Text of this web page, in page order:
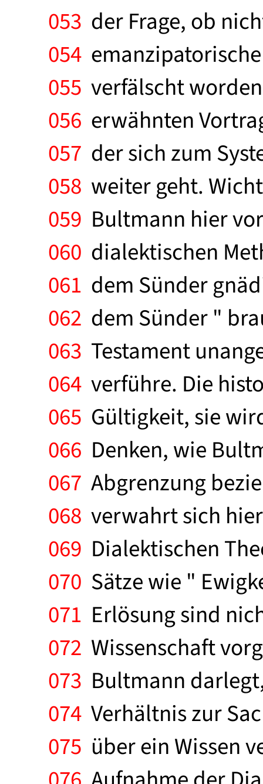
053 der Frage, ob
054
055 verfälscht
056 erwähnten
057 der sich zum
058 weiter geht.
059 Bultmann hier
060 dialektischen
061 dem Sünder
062 dem Sünder "
063 Testament
064 verführe. Die
065 Gültigkeit, sie
066 Denken, wie
067 Abgrenzung
068 verwahrt sich
069 Dialektischen
070 Sätze wie "
071 Erlösung sind
072 Wissenschaft
073 Bultmann
074 Verhältnis zur
075 über ein Wissen